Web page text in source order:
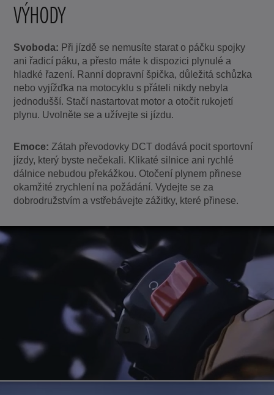
VÝHODY
Svoboda: Při jízdě se nemusíte starat o páčku spojky
ani řadicí páku, a přesto máte k dispozici plynulé a
hladké řazení. Ranní dopravní špička, důležitá schůzka
nebo vyjížďka na motocyklu s přáteli nikdy nebyla
jednodušší. Stačí nastartovat motor a otočit rukojetí
plynu. Uvolněte se a užívejte si jízdu.
Emoce: Zátah převodovky DCT dodává pocit sportovní
jízdy, který byste nečekali. Klikaté silnice ani rychlé
dálnice nebudou překážkou. Otočení plynem přinese
okamžité zrychlení na požádání. Vydejte se za
dobrodružstvím a vstřebávejte zážitky, které přinese.